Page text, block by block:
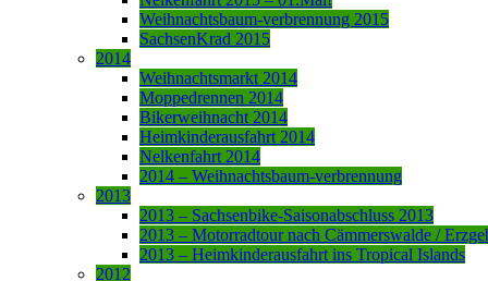
Weihnachtsbaum-verbrennung 2015
SachsenKrad 2015
2014
Weihnachtsmarkt 2014
Moppedrennen 2014
Bikerweihnacht 2014
Heimkinderausfahrt 2014
Nelkenfahrt 2014
2014 – Weihnachtsbaum-verbrennung
2013
2013 – Sachsenbike-Saisonabschluss 2013
2013 – Motorradtour nach Cämmerswalde /
2013 – Heimkinderausfahrt ins Tropical Islands
2012